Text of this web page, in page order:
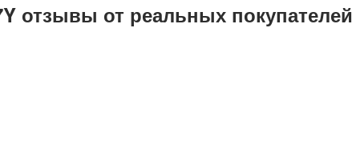
отзывы от реальных